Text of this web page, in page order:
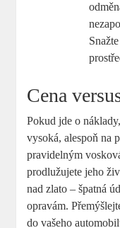
Cena
Pokud jde o
vysoká, alespoň na
pravidelným
prodlužujete jeho
nad zlato – špatná
opravám.
do vašeho